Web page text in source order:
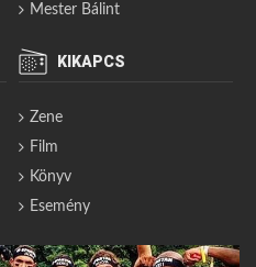
Mester Bálint
KIKAPCS
Zene
Film
Könyv
Esemény